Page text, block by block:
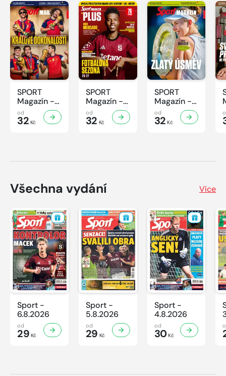
SPORT
Magazín -
31/2026
od
32 Kč
SPORT
Magazín -
30/2026
od
32 Kč
SPORT
Magazín -
29/2026
od
32 Kč
Všechna vydání Více
Sport -
6.8.2026
od
29 Kč
Sport -
5.8.2026
od
29 Kč
Sport -
4.8.2026
od
30Kč